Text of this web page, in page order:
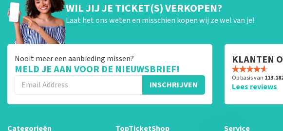
WIL JIJ JE TICKET(S) VERKOPEN?
Laat het ons weten en misschien kopen wij ze wel van je!
Nooit meer een aanbieding missen?
MELD JE AAN VOOR DE NIEUWSBRIEF!
INSCHRIJVEN
KLANTEN
Op basis van
Lees reviews
Categorieën TopTicketShop Service